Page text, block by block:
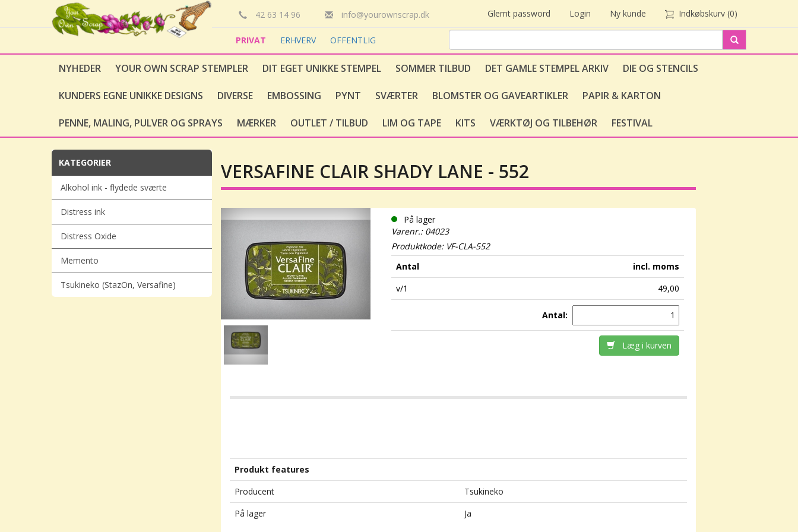
42 63 14 96 info@yourownscrap.dk Glemt password Login Ny kunde Indkøbskurv (0)
PRIVAT ERHVERV OFFENTLIG
NYHEDER YOUR OWN SCRAP STEMPLER DIT EGET UNIKKE STEMPEL SOMMER TILBUD DET GAMLE STEMPEL ARKIV DIE OG STENCILS
KUNDERS EGNE UNIKKE DESIGNS DIVERSE EMBOSSING PYNT SVÆRTER BLOMSTER OG GAVEARTIKLER PAPIR & KARTON
PENNE, MALING, PULVER OG SPRAYS MÆRKER OUTLET / TILBUD LIM OG TAPE KITS VÆRKTØJ OG TILBEHØR FESTIVAL
KATEGORIER
Alkohol ink - flydede sværte
Distress ink
Distress Oxide
Memento
Tsukineko (StazOn, Versafine)
VERSAFINE CLAIR SHADY LANE - 552
På lager
Varenr.: 04023
Produktkode: VF-CLA-552
Antal
incl. moms
v/1
49,00
Antal:
Læg i kurven
Produkt features
Producent
Tsukineko
På lager
Ja